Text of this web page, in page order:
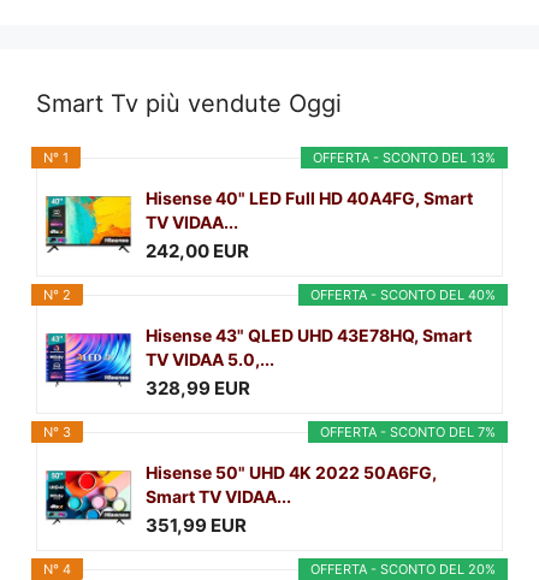
Smart Tv più vendute Oggi
OFFERTA - SCONTO DEL 13%
N° 1
Hisense 40" LED Full HD 40A4FG, Smart
TV VIDAA...
242,00 EUR
OFFERTA - SCONTO DEL 40%
N° 2
Hisense 43" QLED UHD 43E78HQ, Smart
TV VIDAA 5.0,...
328,99 EUR
OFFERTA - SCONTO DEL 7%
N° 3
Hisense 50" UHD 4K 2022 50A6FG,
Smart TV VIDAA...
351,99 EUR
OFFERTA - SCONTO DEL 20%
N° 4